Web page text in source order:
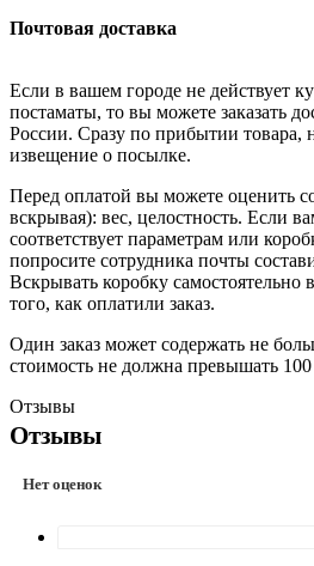
Почтовая доставка
Если в вашем городе не действует
постаматы, то вы можете заказать
России. Сразу по прибытии товара,
извещение о посылке.
Перед оплатой вы можете оценить
вскрывая): вес, целостность. Если
соответствует параметрам или
попросите сотрудника почты
Вскрывать коробку самостоятельно
того, как оплатили заказ.
Один заказ может содержать не
стоимость не должна превышать
Отзывы
Отзывы
Нет оценок